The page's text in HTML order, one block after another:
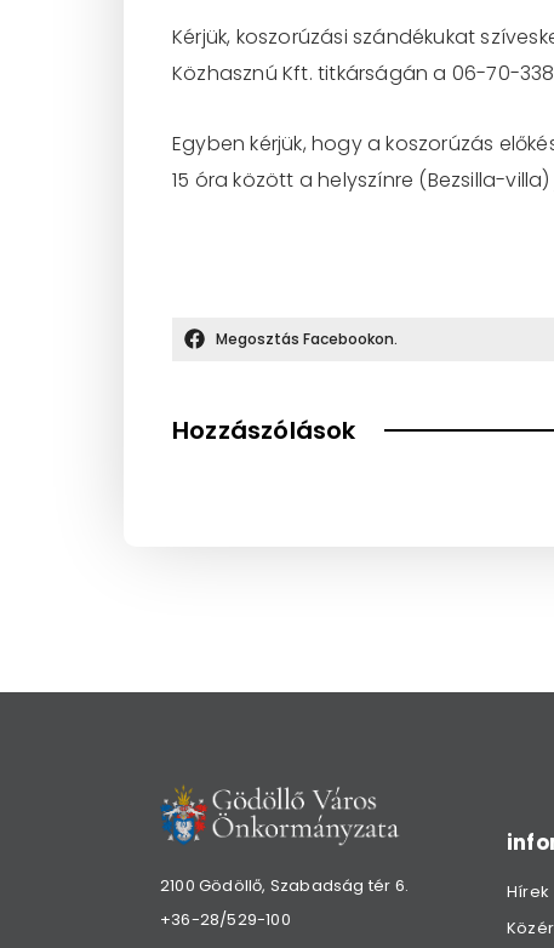
Kérjük, koszorúzási szándékukat
Közhasznú Kft. titkárságán a 06-70-
Egyben kérjük, hogy a koszorúzás
15 óra között a helyszínre (Bezsilla-
Megosztás Facebookon.
Hozzászólások
2100 Gödöllő, Szabadság tér 6.
+36-28/529-100
Hírek